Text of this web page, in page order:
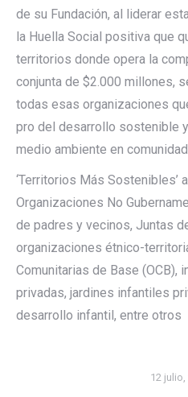
de su Fundación, al liderar
la Huella Social positiva que
territorios donde opera la
conjunta de $2.000 millones,
todas esas organizaciones
pro del desarrollo sostenible
medio ambiente en
‘Territorios Más Sostenibles’
Organizaciones No
de padres y vecinos, Juntas
organizaciones étnico-
Comunitarias de Base (OCB),
privadas, jardines infantiles
desarrollo infantil, entre otros
12 julio,